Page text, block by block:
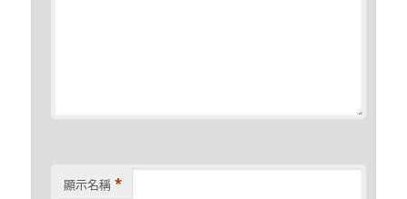
顯示名稱 *